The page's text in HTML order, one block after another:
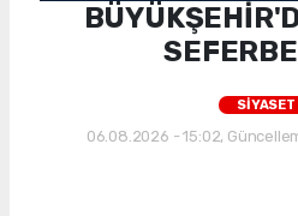
SİYASET
06.08.2026 - 15:02,